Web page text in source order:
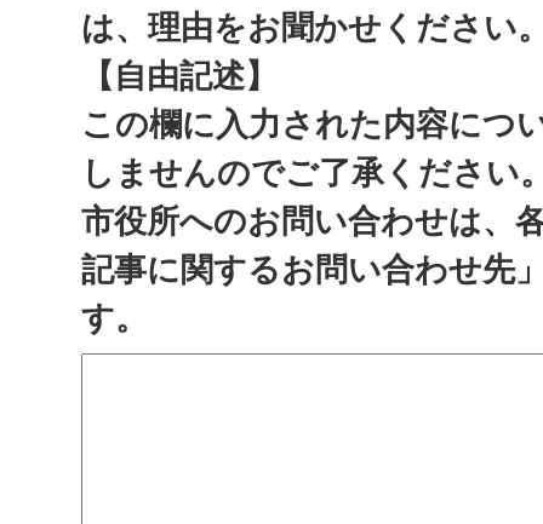
は、理由をお聞かせください
【自由記述】
この欄に入力された内容につ
しませんのでご了承ください
市役所へのお問い合わせは、
記事に関するお問い合わせ先
す。